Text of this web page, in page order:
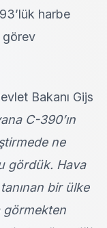
harbe
görev
Bakanı Gijs
C-390’ın
ne
gördük. Hava
bir ülke
görmekten